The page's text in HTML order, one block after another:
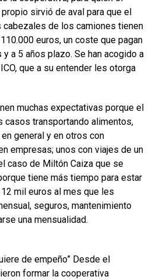
sirvió de aval para que el
cabezales de los camiones tienen
euros, un coste que pagan
a 5 años plazo. Se han acogido a
que a su entender les otorga
muchas expectativas porque el
casos transportando alimentos,
general y en otros con
empresas; unos con viajes de un
caso de Miltón Caiza que se
tiene más tiempo para estar
mil euros al mes que les
seguros, mantenimiento
una mensualidad.
de empeño” Desde el
formar la cooperativa